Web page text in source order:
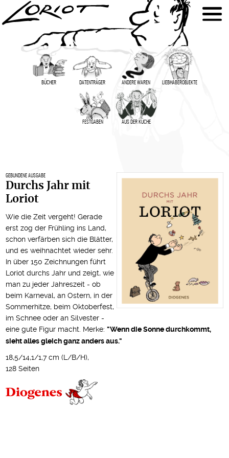
BÜCHER DATENTRÄGER ANDERE WAREN LIEBHABER­OBJEKTE
FESTGABEN AUS DER KÜCHE
GEBUNDENE AUSGABE
Durchs Jahr mit
Loriot
Wie die Zeit vergeht! Gerade
erst zog der Frühling ins Land,
schon verfärben sich die Blätter,
und es weihnachtet wieder sehr.
In über 150 Zeichnungen führt
Loriot durchs Jahr und zeigt, wie
man zu jeder Jahreszeit - ob
beim Karneval, an Ostern, in der
Sommerhitze, beim Oktoberfest,
im Schnee oder an Silvester -
eine gute Figur macht. Merke:"Wenn die Sonne durchkommt,
sieht alles gleich ganz anders aus."
18,5/14,1/1,7 cm (L/B/H),
128 Seiten